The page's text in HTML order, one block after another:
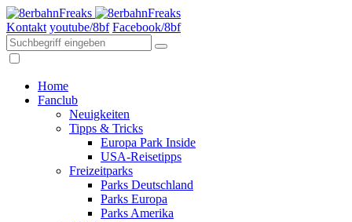
Kontakt youtube/8bf Facebook/8bf
Home
Fanclub
Neuigkeiten
Tipps & Tricks
Europa Park Inside
USA-Reisetipps
Freizeitparks
Parks Deutschland
Parks Europa
Parks Amerika